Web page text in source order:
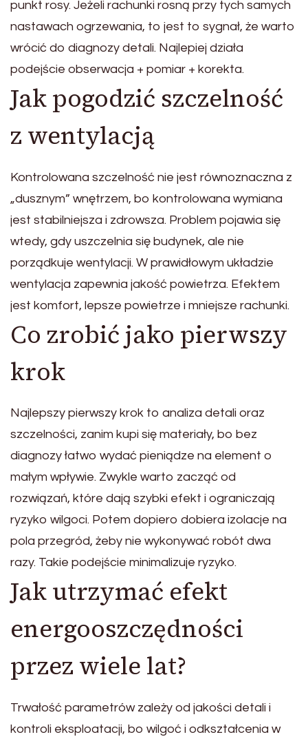
punkt rosy. Jeżeli rachunki rosną przy tych samych
nastawach ogrzewania, to jest to sygnał, że warto
wrócić do diagnozy detali. Najlepiej działa
podejście obserwacja + pomiar + korekta.
Jak pogodzić szczelność
z wentylacją
Kontrolowana szczelność nie jest równoznaczna z
„dusznym” wnętrzem, bo kontrolowana wymiana
jest stabilniejsza i zdrowsza. Problem pojawia się
wtedy, gdy uszczelnia się budynek, ale nie
porządkuje wentylacji. W prawidłowym układzie
wentylacja zapewnia jakość powietrza. Efektem
jest komfort, lepsze powietrze i mniejsze rachunki.
Co zrobić jako pierwszy
krok
Najlepszy pierwszy krok to analiza detali oraz
szczelności, zanim kupi się materiały, bo bez
diagnozy łatwo wydać pieniądze na element o
małym wpływie. Zwykle warto zacząć od
rozwiązań, które dają szybki efekt i ograniczają
ryzyko wilgoci. Potem dopiero dobiera izolacje na
pola przegród, żeby nie wykonywać robót dwa
razy. Takie podejście minimalizuje ryzyko.
Jak utrzymać efekt
energooszczędności
przez wiele lat?
Trwałość parametrów zależy od jakości detali i
kontroli eksploatacji, bo wilgoć i odkształcenia w